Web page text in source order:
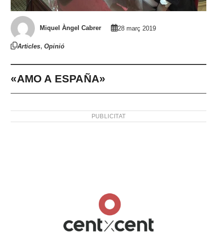
Miquel Àngel Cabrer 28 març 2019
Articles,Opinió
«AMO A ESPAÑA»
PUBLICITAT